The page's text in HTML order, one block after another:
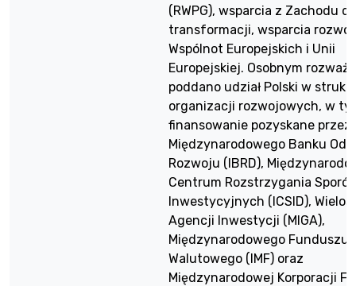
(RWPG), wsparcia z Zachodu
transformacji, wsparcia
Wspólnot Europejskich i Unii
Europejskiej. Osobnym
poddano udział Polski w
organizacji rozwojowych, w
finansowanie pozyskane przez
Międzynarodowego Banku
Rozwoju (IBRD),
Centrum Rozstrzygania
Inwestycyjnych (ICSID),
Agencji Inwestycji (MIGA),
Międzynarodowego Funduszu
Walutowego (IMF) oraz
Międzynarodowej Korporacji